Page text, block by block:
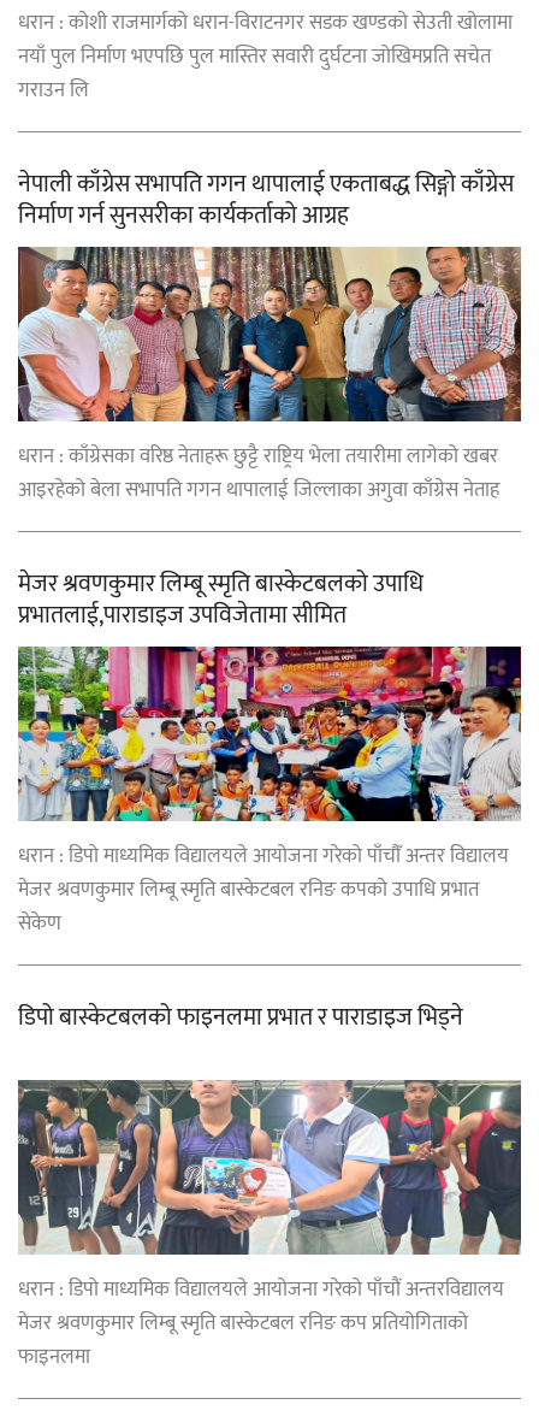
धरान : कोशी राजमार्गको धरान-विराटनगर सडक खण्डको सेउती खोलामा
नयाँ पुल निर्माण भएपछि पुल मास्तिर सवारी दुर्घटना जोखिमप्रति सचेत
गराउन लि
नेपाली काँग्रेस सभापति गगन थापालाई एकताबद्ध सिङ्गो काँग्रेस
निर्माण गर्न सुनसरीका कार्यकर्ताको आग्रह
धरान : काँग्रेसका वरिष्ठ नेताहरू छुट्टै राष्ट्रिय भेला तयारीमा लागेको खबर
आइरहेको बेला सभापति गगन थापालाई जिल्लाका अगुवा काँग्रेस नेताह
मेजर श्रवणकुमार लिम्बू स्मृति बास्केटबलको उपाधि
प्रभातलाई,पाराडाइज उपविजेतामा सीमित
धरान : डिपो माध्यमिक विद्यालयले आयोजना गरेको पाँचौँ अन्तर विद्यालय
मेजर श्रवणकुमार लिम्बू स्मृति बास्केटबल रनिङ कपको उपाधि प्रभात
सेकेण
डिपो बास्केटबलको फाइनलमा प्रभात र पाराडाइज भिड्ने
धरान : डिपो माध्यमिक विद्यालयले आयोजना गरेको पाँचौं अन्तरविद्यालय
मेजर श्रवणकुमार लिम्बू स्मृति बास्केटबल रनिङ कप प्रतियोगिताको
फाइनलमा